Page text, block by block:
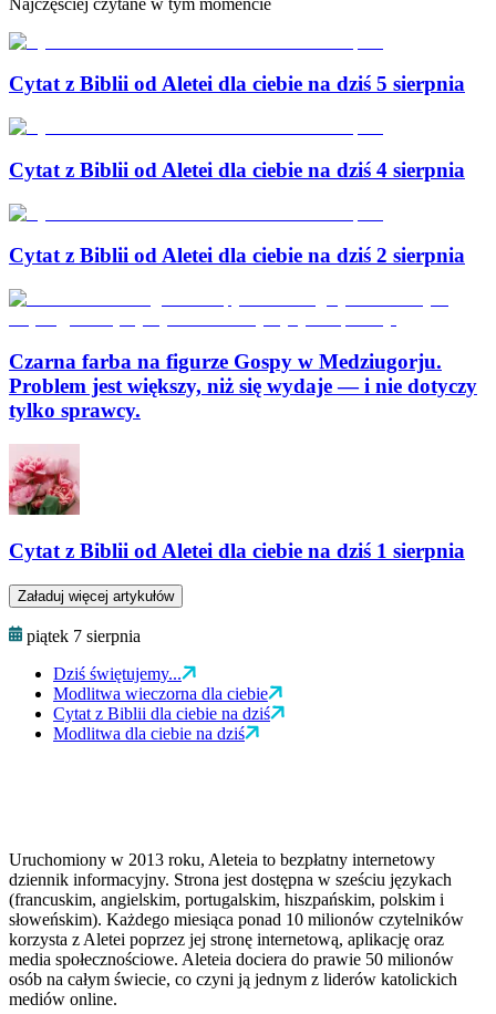
Cytat z Biblii od Aletei dla ciebie na dziś 5 sierpnia
Cytat z Biblii od Aletei dla ciebie na dziś 4 sierpnia
Cytat z Biblii od Aletei dla ciebie na dziś 2 sierpnia
Czarna farba na figurze Gospy w Medziugorju.
Problem jest większy, niż się wydaje — i nie dotyczy
tylko sprawcy.
Cytat z Biblii od Aletei dla ciebie na dziś 1 sierpnia
Załaduj więcej artykułów
piątek 7 sierpnia
Dziś świętujemy...
Modlitwa wieczorna dla ciebie
Cytat z Biblii dla ciebie na dziś
Modlitwa dla ciebie na dziś
Uruchomiony w 2013 roku, Aleteia to bezpłatny internetowy
dziennik informacyjny. Strona jest dostępna w sześciu językach
(francuskim, angielskim, portugalskim, hiszpańskim, polskim i
słoweńskim). Każdego miesiąca ponad 10 milionów czytelników
korzysta z Aletei poprzez jej stronę internetową, aplikację oraz
media społecznościowe. Aleteia dociera do prawie 50 milionów
osób na całym świecie, co czyni ją jednym z liderów katolickich
mediów online.